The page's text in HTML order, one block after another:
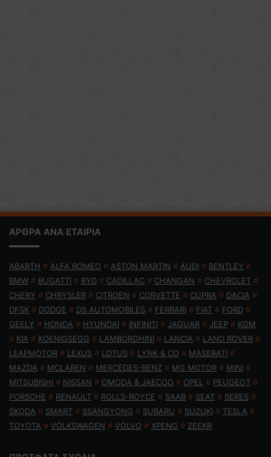
ΑΡΘΡΑ ΑΝΑ ΕΤΑΙΡΙΑ
ABARTH # ALFA ROMEO # ASTON MARTIN # AUDI # BENTLEY #
BMW # BUGATTI # BYD # CADILLAC # CHANGAN # CHEVROLET #
CHERY # CHRYSLER # CITROEN # CORVETTE # CUPRA # DACIA #
DFSK # DODGE # DS AUTOMOBILES # FERRARI # FIAT # FORD #
GEELY # HONDA # HYUNDAI # INFINITI # JAGUAR # JEEP # KGM
# KIA # KOENIGSEGG # LAMBORGHINI # LANCIA # LAND ROVER #
LEAPMOTOR # LEXUS # LOTUS # LYNK & CO # MASERATI #
MAZDA # MCLAREN # MERCEDES-BENZ # MG MOTOR # MINI #
MITSUBISHI # NISSAN # OMODA & JAECOO # OPEL # PEUGEOT #
PORSCHE # RENAULT # ROLLS-ROYCE # SAAB # SEAT # SERES #
SKODA # SMART # SSANGYONG # SUBARU # SUZUKI # TESLA #
TOYOTA # VOLKSWAGEN # VOLVO # XPENG # ZEEKR